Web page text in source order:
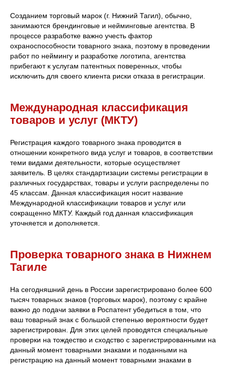
Созданием торговый марок (г. Нижний Тагил), обычно,
занимаются брендинговые и нейминговые агентства. В
процессе разработке важно учесть фактор
охраноспособности товарного знака, поэтому в проведении
работ по неймингу и разработке логотипа, агентства
прибегают к услугам патентных поверенных, чтобы
исключить для своего клиента риски отказа в регистрации.
Международная классификация
товаров и услуг (МКТУ)
Регистрация каждого товарного знака проводится в
отношении конкретного вида услуг и товаров, в соответствии
теми видами деятельности, которые осуществляет
заявитель. В целях стандартизации системы регистрации в
различных государствах, товары и услуги распределены по
45 классам. Данная классификация носит название
Международной классификации товаров и услуг или
сокращенно МКТУ. Каждый год данная классификация
уточняется и дополняется.
Проверка товарного знака в Нижнем
Тагиле
На сегодняшний день в России зарегистрировано более 600
тысяч товарных знаков (торговых марок), поэтому с крайне
важно до подачи заявки в Роспатент убедиться в том, что
ваш товарный знак с большой степенью вероятности будет
зарегистрирован. Для этих целей проводятся специальные
проверки на тождество и сходство с зарегистрированными на
данный момент товарными знаками и поданными на
регистрацию на данный момент товарными знаками в